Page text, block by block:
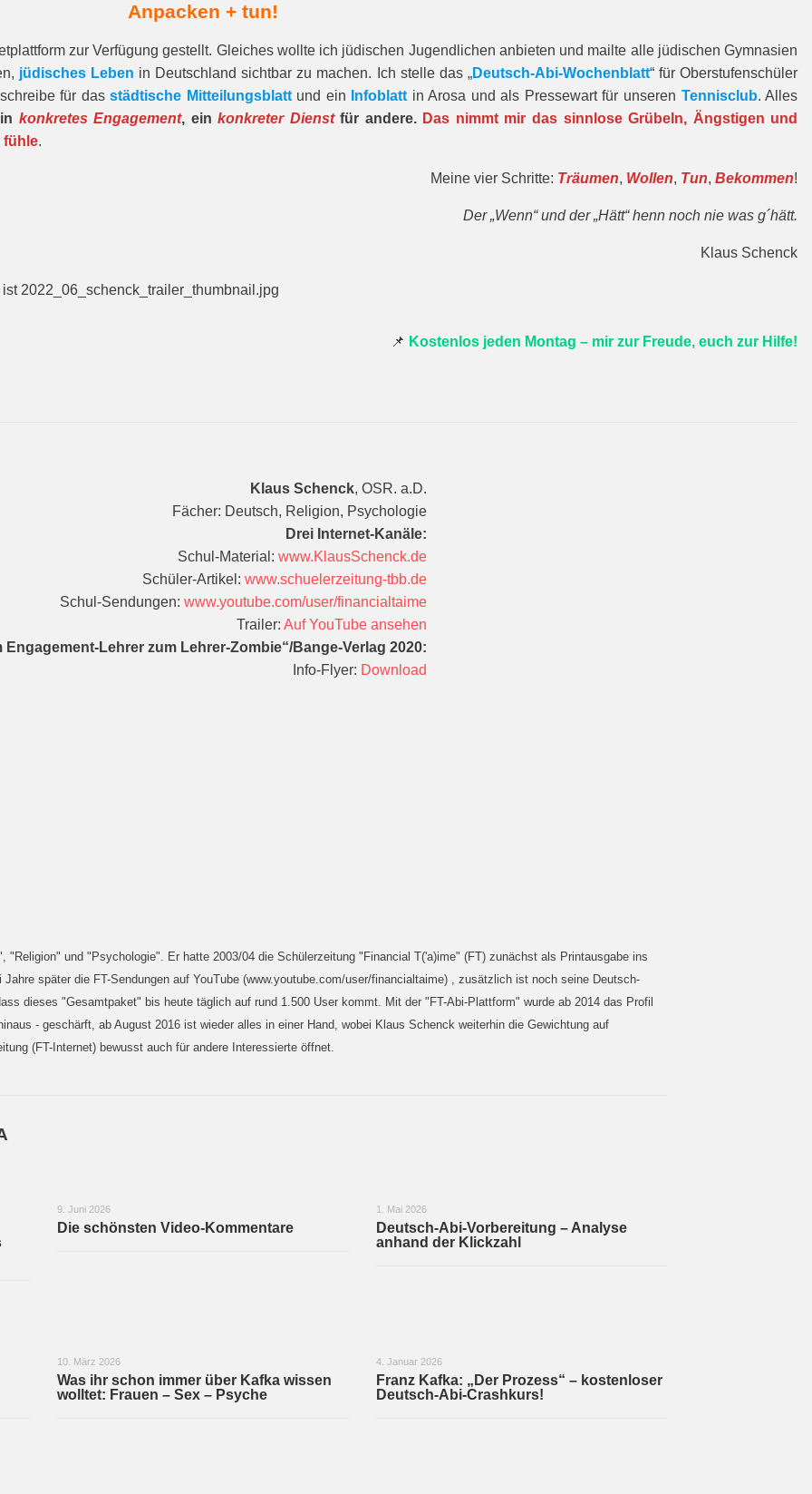
Anpacken + tun!
zur Verfügung gestellt. Gleiches wollte ich jüdischen Jugendlichen anbieten und mailte alle jüdischen Gymnasien
jüdisches Leben in Deutschland sichtbar zu machen. Ich stelle das „Deutsch-Abi-Wochenblatt“ für Oberstufenschüler
für dasstädtische Mitteilungsblattund ein Infoblatt in Arosa und als Pressewart für unseren Tennisclub. Alles
konkretes Engagement, einkonkreter Dienstfür andere. Das nimmt mir das sinnlose Grübeln, Ängstigen und
fühle.
Meine vier Schritte: Träumen, Wollen, Tun, Bekommen!
Der „Wenn“ und der „Hätt“ henn noch nie was g´hätt.
Klaus Schenck
📌 Kostenlos jeden Montag – mir zur Freude, euch zur Hilfe!
Klaus Schenck, OSR. a.D.
Fächer: Deutsch, Religion, Psychologie
Drei Internet-Kanäle:
Schul-Material:www.KlausSchenck.de
Schüler-Artikel:www.schuelerzeitung-tbb.de
Schul-Sendungen:www.youtube.com/user/financialtaime
Trailer:Auf YouTube ansehen
Engagement-Lehrer zum Lehrer-Zombie“/Bange-Verlag 2020:
Info-Flyer: Download
und "Psychologie". Er hatte 2003/04 die Schülerzeitung "Financial T('a)ime" (FT) zunächst als Printausgabe ins
später die FT-Sendungen auf YouTube (www.youtube.com/user/financialtaime) , zusätzlich ist noch seine Deutsch-
dieses "Gesamtpaket" bis heute täglich auf rund 1.500 User kommt. Mit der "FT-Abi-Plattform" wurde ab 2014 das Profil
- geschärft, ab August 2016 ist wieder alles in einer Hand, wobei Klaus Schenck weiterhin die Gewichtung auf
(FT-Internet) bewusst auch für andere Interessierte öffnet.
9. Juni 2026
Die schönsten Video-Kommentare
1. Mai 2026
Deutsch-Abi-Vorbereitung – Analyse
anhand der Klickzahl
10. März 2026
Was ihr schon immer über Kafka wissen
wolltet: Frauen – Sex – Psyche
4. Januar 2026
Franz Kafka: „Der Prozess“ – kostenloser
Deutsch-Abi-Crashkurs!